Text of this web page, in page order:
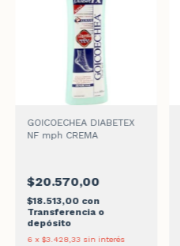
GOICOECHEA DIABETEX
NF mph CREMA
$20.570,00
$18.513,00 con
Transferencia o
depósito
6 x $3.428,33 sin interés